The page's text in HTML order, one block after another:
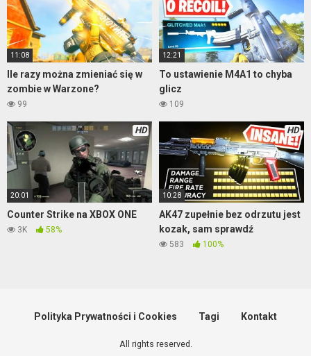
11:08
Ile razy można zmieniać się w
zombie w Warzone?
99
12:21
To ustawienie M4A1 to chyba
glicz
109
HD
20:01
Counter Strike na XBOX ONE
3K 58%
HD
10:28
AK47 zupełnie bez odrzutu jest
kozak, sam sprawdź
583 100%
Polityka Prywatności i Cookies Tagi Kontakt
All rights reserved.